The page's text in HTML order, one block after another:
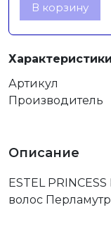
В корзину
Артикул
Производитель
Описание
ESTEL
волос